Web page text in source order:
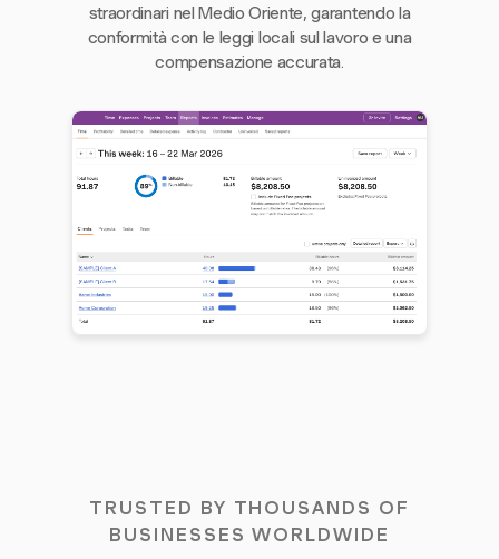
straordinari nel Medio Oriente, garantendo la
conformità con le leggi locali sul lavoro e una
compensazione accurata.
TRUSTED BY THOUSANDS OF
BUSINESSES WORLDWIDE